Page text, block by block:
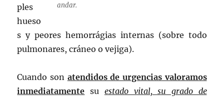
andar.
ples
hueso
s y peores hemorrágias internas (sobre todo
pulmonares, cráneo o vejiga).
Cuando son atendidos de urgencias valoramos
inmediatamente su estado vital, su grado de